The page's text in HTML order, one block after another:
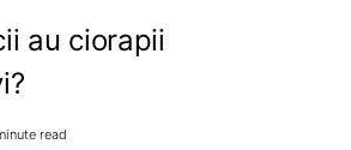
au ciorapii
read